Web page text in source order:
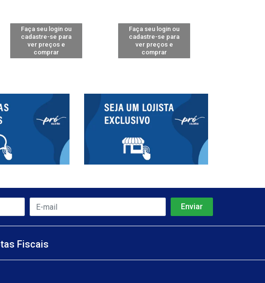
Faça seu login ou
cadastre-se para
ver preços e
comprar
Faça seu login ou
cadastre-se para
ver preços e
comprar
Fiscais